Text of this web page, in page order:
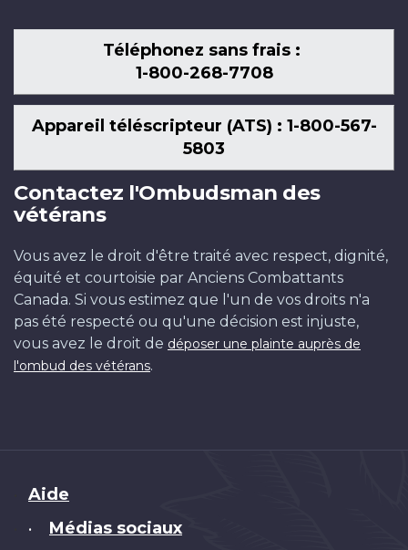
Téléphonez sans frais :
1-800-268-7708
Appareil téléscripteur (ATS) : 1-800-567-
5803
Contactez l'Ombudsman des
vétérans
Vous avez le droit d'être traité avec respect, dignité,
équité et courtoisie par Anciens Combattants
Canada. Si vous estimez que l'un de vos droits n'a
pas été respecté ou qu'une décision est injuste,
vous avez le droit de déposer une plainte auprès de
l'ombud des vétérans.
Brand
Aide
• Médias sociaux